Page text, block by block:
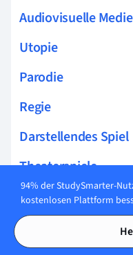
Audiovisuelle
Utopie
Parodie
Regie
Darstellendes Spiel
Theaterspiele
Meisner
94% der StudySmarter-
kostenlosen Plattform